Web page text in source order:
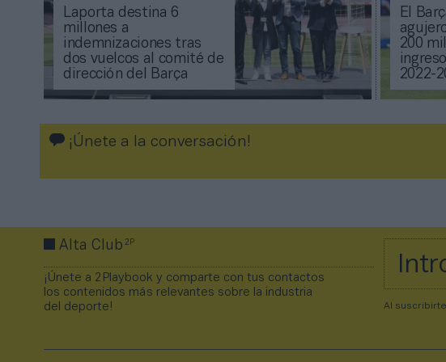
Laporta destina 6
millones a
indemnizaciones tras
dos vuelcos al comité de
dirección del Barça
El
200
2022-
¡Únete a la conversación!
Alta Club2P
¡Únete a 2Playbook y comparte con tus contactos
los contenidos más relevantes sobre la industria
del deporte!
Al